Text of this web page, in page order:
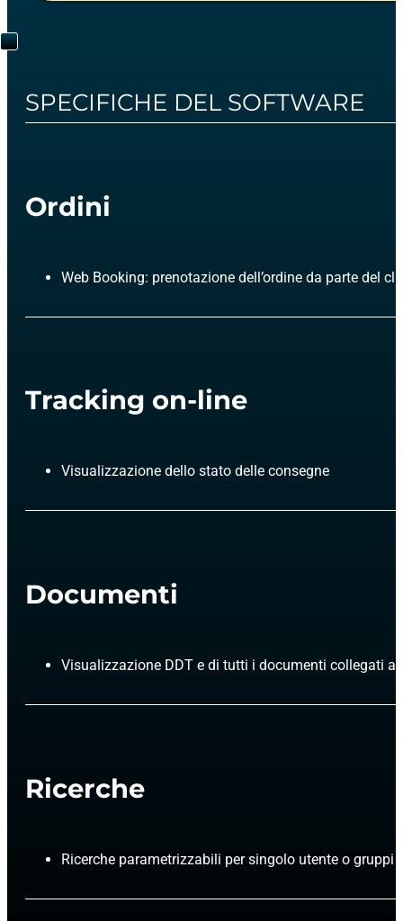
SPECIFICHE DEL SOFTWARE
Ordini
Web Booking: prenotazione dell’ordine da parte del
Tracking on-line
Visualizzazione dello stato delle consegne
Documenti
Visualizzazione DDT e di tutti i documenti collegati
Ricerche
Ricerche parametrizzabili per singolo utente o gruppi